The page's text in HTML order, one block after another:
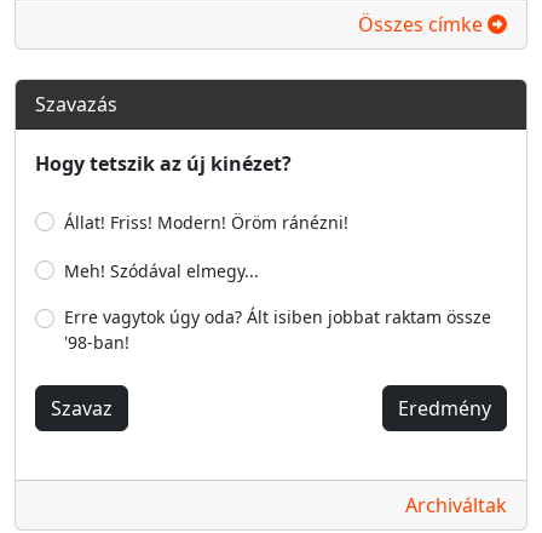
Összes címke
Szavazás
Hogy tetszik az új kinézet?
Állat! Friss! Modern! Öröm ránézni!
Meh! Szódával elmegy...
Erre vagytok úgy oda? Ált isiben jobbat raktam össze
'98-ban!
Szavaz Eredmény
Archiváltak